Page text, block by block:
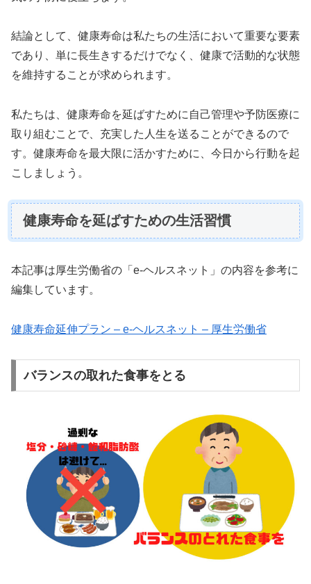
結論として、健康寿命は私たちの生活において重要な要素
であり、単に長生きするだけでなく、健康で活動的な状態
を維持することが求められます。
私たちは、健康寿命を延ばすために自己管理や予防医療に
取り組むことで、充実した人生を送ることができるので
す。健康寿命を最大限に活かすために、今日から行動を起
こしましょう。
健康寿命を延ばすための生活習慣
本記事は厚生労働省の「e-ヘルスネット」の内容を参考に
編集しています。
健康寿命延伸プラン – e-ヘルスネット – 厚生労働省
バランスの取れた食事をとる